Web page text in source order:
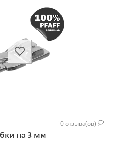
0отзыва(ов)
на 3 мм